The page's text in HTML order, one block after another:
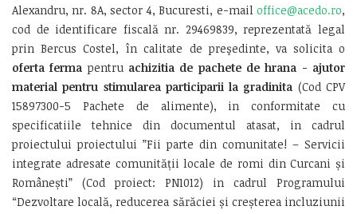
Alexandru, nr. 8A, sector 4, Bucuresti, e-mail office@acedo.ro,
cod de identificare fiscală nr. 29469839, reprezentată legal
prin Bercus Costel, în calitate de preşedinte, va solicita o
oferta ferma pentru achizitia de pachete de hrana - ajutor
material pentru stimularea participarii la gradinita (Cod CPV
15897300-5 Pachete de alimente), in conformitate cu
specificatiile tehnice din documentul atasat, in cadrul
proiectului proiectului ”Fii parte din comunitate! – Servicii
integrate adresate comunității locale de romi din Curcani și
Românești” (Cod proiect: PN1012) in cadrul Programului
“Dezvoltare locală, reducerea sărăciei și creșterea incluziunii